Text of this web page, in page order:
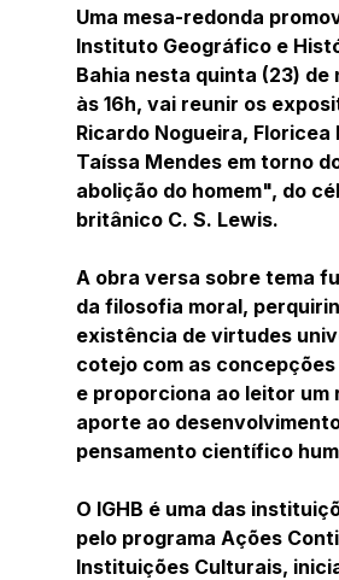
Uma mesa-redonda
Instituto Geográfico e
Bahia nesta quinta (23) de
às 16h, vai reunir os
Ricardo Nogueira, Floricea
Taíssa Mendes em torno
abolição do homem", do
britânico C. S. Lewis.
A obra versa sobre tema
da filosofia moral,
existência de virtudes
cotejo com as
e proporciona ao leitor um
aporte ao
pensamento científico
O IGHB é uma das
pelo programa Ações
Instituições Culturais,